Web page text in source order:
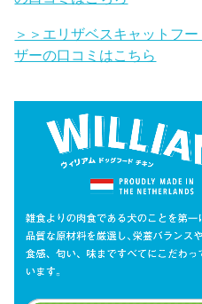
＞＞エリザベスキャットフ
ザーの口コミはこちら